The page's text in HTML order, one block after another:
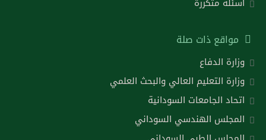
مواقع ذات صلة
وزارة الدفاع
وزارة التعليم العالي والبحث العلمي
اتحاد الجامعات السودانية
المجلس الهندسي السوداني